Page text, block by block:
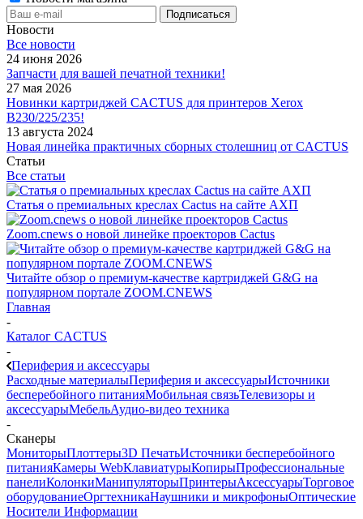
Новости
Все новости
24 июня 2026
Запчасти для вашей печатной техники!
27 мая 2026
Новинки картриджей CACTUS для принтеров Xerox
B230/225/235!
13 августа 2024
Новая линейка практичных сборных столешниц от CACTUS
Статьи
Все статьи
Статья о премиальных креслах Cactus на сайте АХП
Zoom.cnews о новой линейке проекторов Cactus
Читайте обзор о премиум-качестве картриджей G&G на
популярном портале ZOOM.CNEWS
Главная
-
Каталог CACTUS
-
Периферия и аксессуары
Расходные материалыПериферия и аксессуарыИсточники
бесперебойного питанияМобильная связьТелевизоры и
аксессуарыМебельАудио-видео техника
-
Сканеры
МониторыПлоттеры3D ПечатьИсточники бесперебойного
питанияКамеры WebКлавиатурыКопирыПрофессиональные
панелиКолонкиМанипуляторыПринтерыАксессуарыТорговое
оборудованиеОргтехникаНаушники и микрофоныОптические
Носители Информации